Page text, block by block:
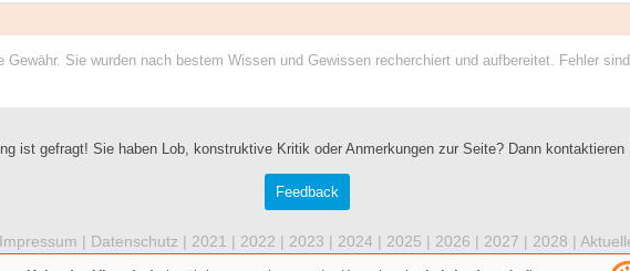
Sie wurden nach bestem Wissen und Gewissen recherchiert und aufbereitet. Fehler
ist gefragt! Sie haben Lob, konstruktive Kritik oder Anmerkungen zur Seite? Dann kontaktieren
Feedback
Impressum | Datenschutz | 2021 | 2022 | 2023 | 2024 | 2025 | 2026 | 2027 | 2028 |